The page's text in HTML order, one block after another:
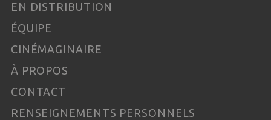
EN DISTRIBUTION
ÉQUIPE
CINÉMAGINAIRE
À PROPOS
CONTACT
RENSEIGNEMENTS PERSONNELS